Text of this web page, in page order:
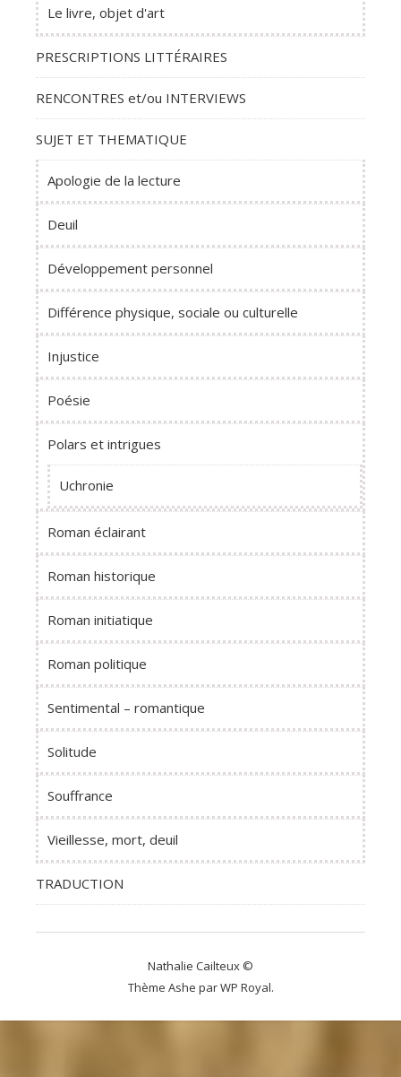
Le livre, objet d'art
PRESCRIPTIONS LITTÉRAIRES
RENCONTRES et/ou INTERVIEWS
SUJET ET THEMATIQUE
Apologie de la lecture
Deuil
Développement personnel
Différence physique, sociale ou culturelle
Injustice
Poésie
Polars et intrigues
Uchronie
Roman éclairant
Roman historique
Roman initiatique
Roman politique
Sentimental – romantique
Solitude
Souffrance
Vieillesse, mort, deuil
TRADUCTION
Nathalie Cailteux ©
Thème Ashe parWP Royal.